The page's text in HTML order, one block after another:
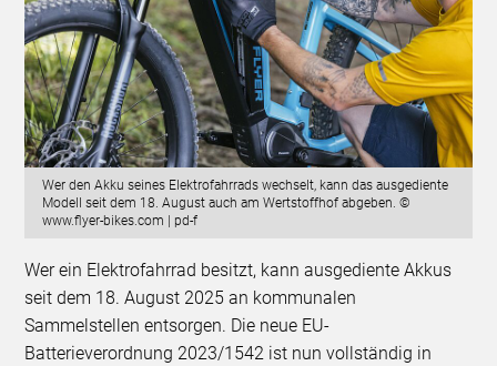
Wer den Akku seines Elektrofahrrads wechselt, kann das ausgediente
Modell seit dem 18. August auch am Wertstoffhof abgeben. ©
www.flyer-bikes.com | pd-f
Wer ein Elektrofahrrad besitzt, kann ausgediente Akkus
seit dem 18. August 2025 an kommunalen
Sammelstellen entsorgen. Die neue EU-
Batterieverordnung 2023/1542 ist nun vollständig in